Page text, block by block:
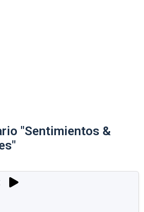
"Sentimientos &